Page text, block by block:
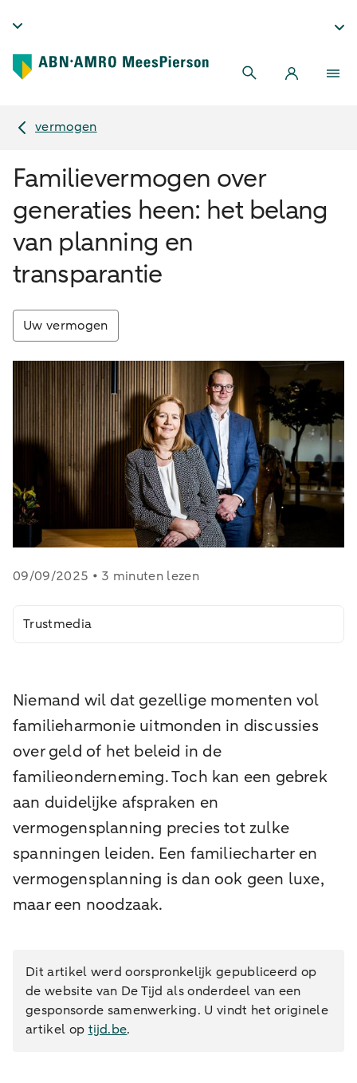
vermogen
Familievermogen over
generaties heen: het belang
van planning en
transparantie
Uw vermogen
09/09/2025 • 3 minuten lezen
Trustmedia
Niemand wil dat gezellige momenten vol
familieharmonie uitmonden in discussies
over geld of het beleid in de
familieonderneming. Toch kan een gebrek
aan duidelijke afspraken en
vermogensplanning precies tot zulke
spanningen leiden. Een familiecharter en
vermogensplanning is dan ook geen luxe,
maar een noodzaak.
Dit artikel werd oorspronkelijk gepubliceerd op
de website van De Tijd als onderdeel van een
gesponsorde samenwerking. U vindt het originele
artikel op tijd.be.